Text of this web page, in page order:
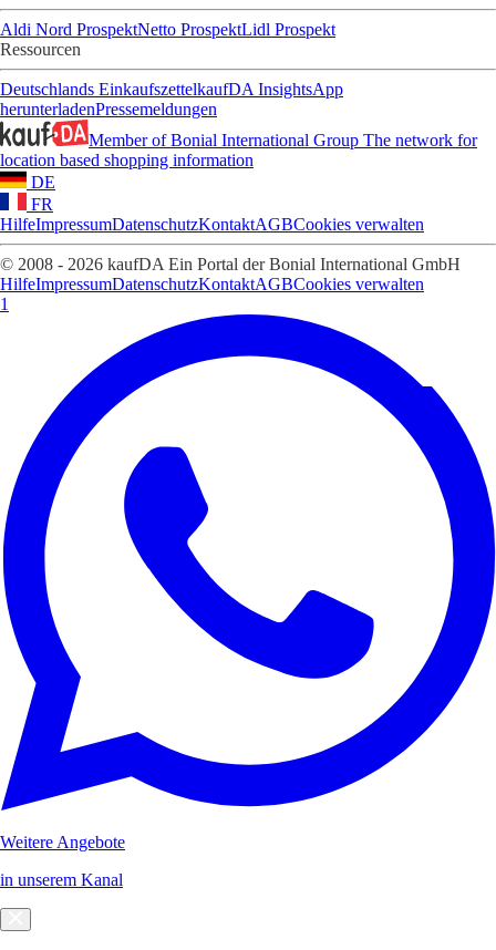
Aldi Nord ProspektNetto ProspektLidl Prospekt
Ressourcen
Deutschlands EinkaufszettelkaufDA InsightsApp
herunterladenPressemeldungen
Member of Bonial International Group The network for
location based shopping information
DE
FR
HilfeImpressumDatenschutzKontaktAGBCookies verwalten
© 2008 - 2026 kaufDA Ein Portal der Bonial International GmbH
HilfeImpressumDatenschutzKontaktAGBCookies verwalten
1
Weitere Angebote
in unserem Kanal